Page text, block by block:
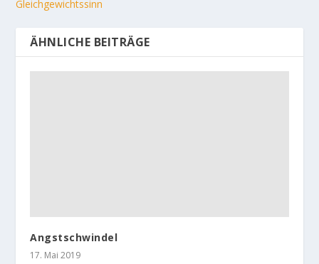
Gleichgewichtssinn
ÄHNLICHE BEITRÄGE
Angstschwindel
17. Mai 2019